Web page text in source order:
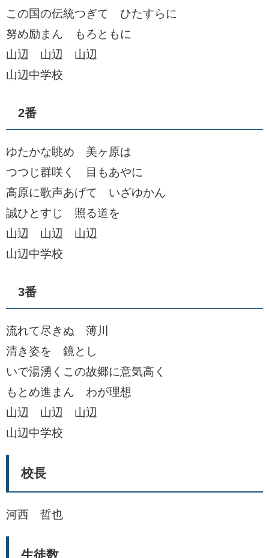
この国の伝統つぎて ひたすらに
努め励まん もろともに
山辺 山辺 山辺
山辺中学校
2番
ゆたかな眺め 美ヶ原は
つつじ群咲く 目もあやに
高原に歌声あげて いざゆかん
誠ひとすじ 照る道を
山辺 山辺 山辺
山辺中学校
3番
流れて尽きぬ 薄川
清き姿を 鏡とし
いで湯湧くこの故郷に意気高く
もとめ進まん わが理想
山辺 山辺 山辺
山辺中学校
校長
河西 哲也
生徒数